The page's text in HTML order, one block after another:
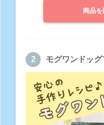
商品を
モグワンドッ